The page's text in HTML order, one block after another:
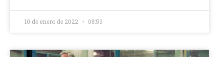
10 de enero de 2022 08:59